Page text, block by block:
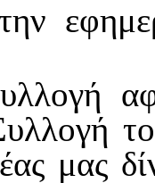
μας